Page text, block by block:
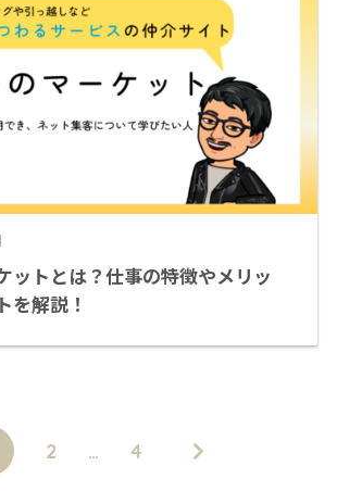
ットとは？仕事の特徴やメリッ
を解説！
2 … 4